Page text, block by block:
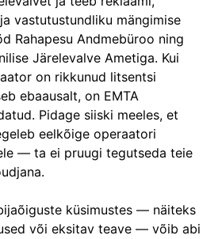
vastutustundliku mängimise
Rahapesu Andmebüroo ning
Järelevalve Ametiga. Kui
on rikkunud litsentsi
ebaausalt, on EMTA
Pidage siiski meeles, et
eelkõige operaatori
— ta ei pruugi tegutseda teie
küsimustes — näiteks
või eksitav teave — võib abi